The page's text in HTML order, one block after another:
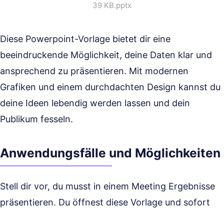
39 KB.pptx
Diese Powerpoint-Vorlage bietet dir eine
beeindruckende Möglichkeit, deine Daten klar und
ansprechend zu präsentieren. Mit modernen
Grafiken und einem durchdachten Design kannst du
deine Ideen lebendig werden lassen und dein
Publikum fesseln.
Anwendungsfälle und Möglichkeiten
Stell dir vor, du musst in einem Meeting Ergebnisse
präsentieren. Du öffnest diese Vorlage und sofort